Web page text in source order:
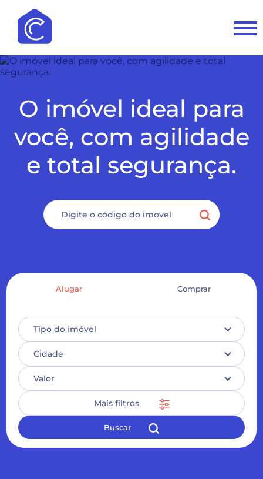
O imóvel ideal para
você, com agilidade
e total segurança.
Alugar Comprar
Tipo do imóvel
Cidade
Valor
Mais filtros
Buscar